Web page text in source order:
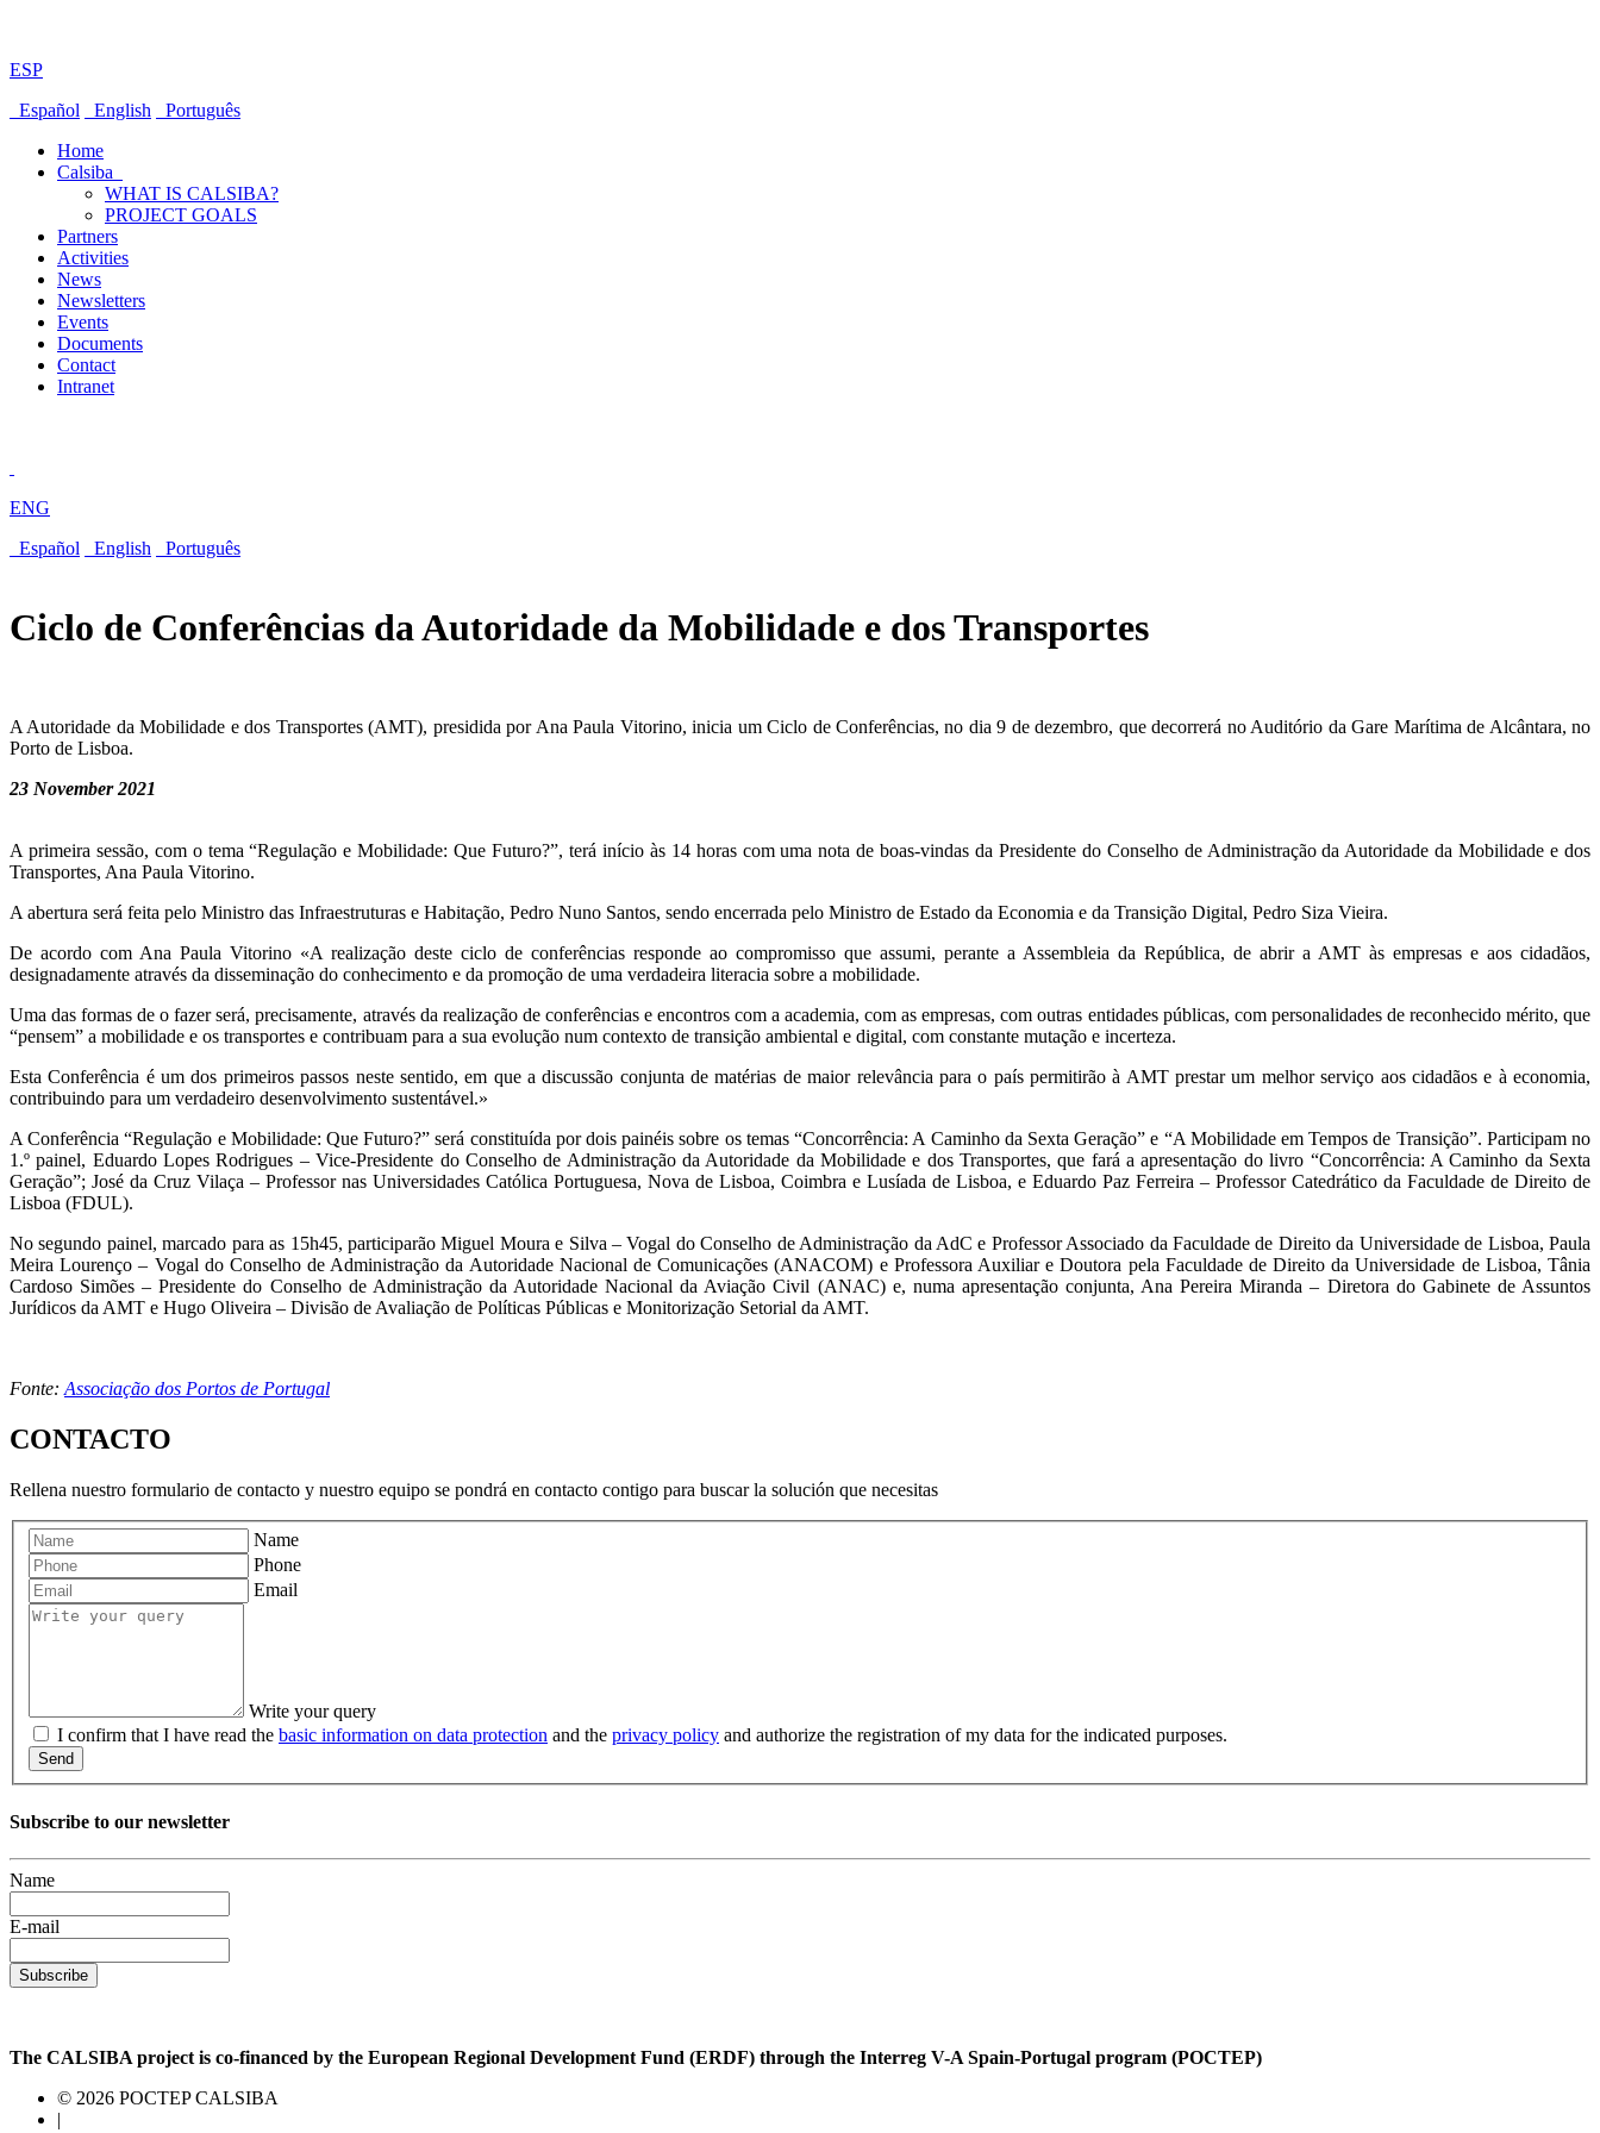
ESP
Español
English
Português
Home
Calsiba
WHAT IS CALSIBA?
PROJECT GOALS
Partners
Activities
News
Newsletters
Events
Documents
Contact
Intranet
ENG
Español
English Português
Ciclo de Conferências da Autoridade da Mobilidade e dos Transportes
A Autoridade da Mobilidade e dos Transportes (AMT), presidida por Ana Paula Vitorino, inicia um Ciclo de Conferências, no dia 9 de dezembro, que decorrerá no Auditório da Gare Marítima de Alcântara, no
Porto de Lisboa.
23 November 2021
A primeira sessão, com o tema “Regulação e Mobilidade: Que Futuro?”, terá início às 14 horas com uma nota de boas-vindas da Presidente do Conselho de Administração da Autoridade da Mobilidade e dos
Transportes, Ana Paula Vitorino.
A abertura será feita pelo Ministro das Infraestruturas e Habitação, Pedro Nuno Santos, sendo encerrada pelo Ministro de Estado da Economia e da Transição Digital, Pedro Siza Vieira.
De acordo com Ana Paula Vitorino «A realização deste ciclo de conferências responde ao compromisso que assumi, perante a Assembleia da República, de abrir a AMT às empresas e aos cidadãos,
designadamente através da disseminação do conhecimento e da promoção de uma verdadeira literacia sobre a mobilidade.
Uma das formas de o fazer será, precisamente, através da realização de conferências e encontros com a academia, com as empresas, com outras entidades públicas, com personalidades de reconhecido mérito, que
“pensem” a mobilidade e os transportes e contribuam para a sua evolução num contexto de transição ambiental e digital, com constante mutação e incerteza.
Esta Conferência é um dos primeiros passos neste sentido, em que a discussão conjunta de matérias de maior relevância para o país permitirão à AMT prestar um melhor serviço aos cidadãos e à economia,
contribuindo para um verdadeiro desenvolvimento sustentável.»
A Conferência “Regulação e Mobilidade: Que Futuro?” será constituída por dois painéis sobre os temas “Concorrência: A Caminho da Sexta Geração” e “A Mobilidade em Tempos de Transição”. Participam no
1.º painel, Eduardo Lopes Rodrigues – Vice-Presidente do Conselho de Administração da Autoridade da Mobilidade e dos Transportes, que fará a apresentação do livro “Concorrência: A Caminho da Sexta
Geração”; José da Cruz Vilaça – Professor nas Universidades Católica Portuguesa, Nova de Lisboa, Coimbra e Lusíada de Lisboa, e Eduardo Paz Ferreira – Professor Catedrático da Faculdade de Direito de
Lisboa (FDUL).
No segundo painel, marcado para as 15h45, participarão Miguel Moura e Silva – Vogal do Conselho de Administração da AdC e Professor Associado da Faculdade de Direito da Universidade de Lisboa, Paula
Meira Lourenço – Vogal do Conselho de Administração da Autoridade Nacional de Comunicações (ANACOM) e Professora Auxiliar e Doutora pela Faculdade de Direito da Universidade de Lisboa, Tânia
Cardoso Simões – Presidente do Conselho de Administração da Autoridade Nacional da Aviação Civil (ANAC) e, numa apresentação conjunta, Ana Pereira Miranda – Diretora do Gabinete de Assuntos
Jurídicos da AMT e Hugo Oliveira – Divisão de Avaliação de Políticas Públicas e Monitorização Setorial da AMT.
Fonte: Associação dos Portos de Portugal
CONTACTO
Rellena nuestro formulario de contacto y nuestro equipo se pondrá en contacto contigo para buscar la solución que necesitas
Name
Phone
Email
Write your query
I confirm that I have read the basic information on data protection and the privacy policy and authorize the registration of my data for the indicated purposes.
Send
Subscribe to our newsletter
Name
E-mail
Subscribe
The CALSIBA project is co-financed by the European Regional Development Fund (ERDF) through the Interreg V-A Spain-Portugal program (POCTEP)
© 2026 POCTEP CALSIBA
|